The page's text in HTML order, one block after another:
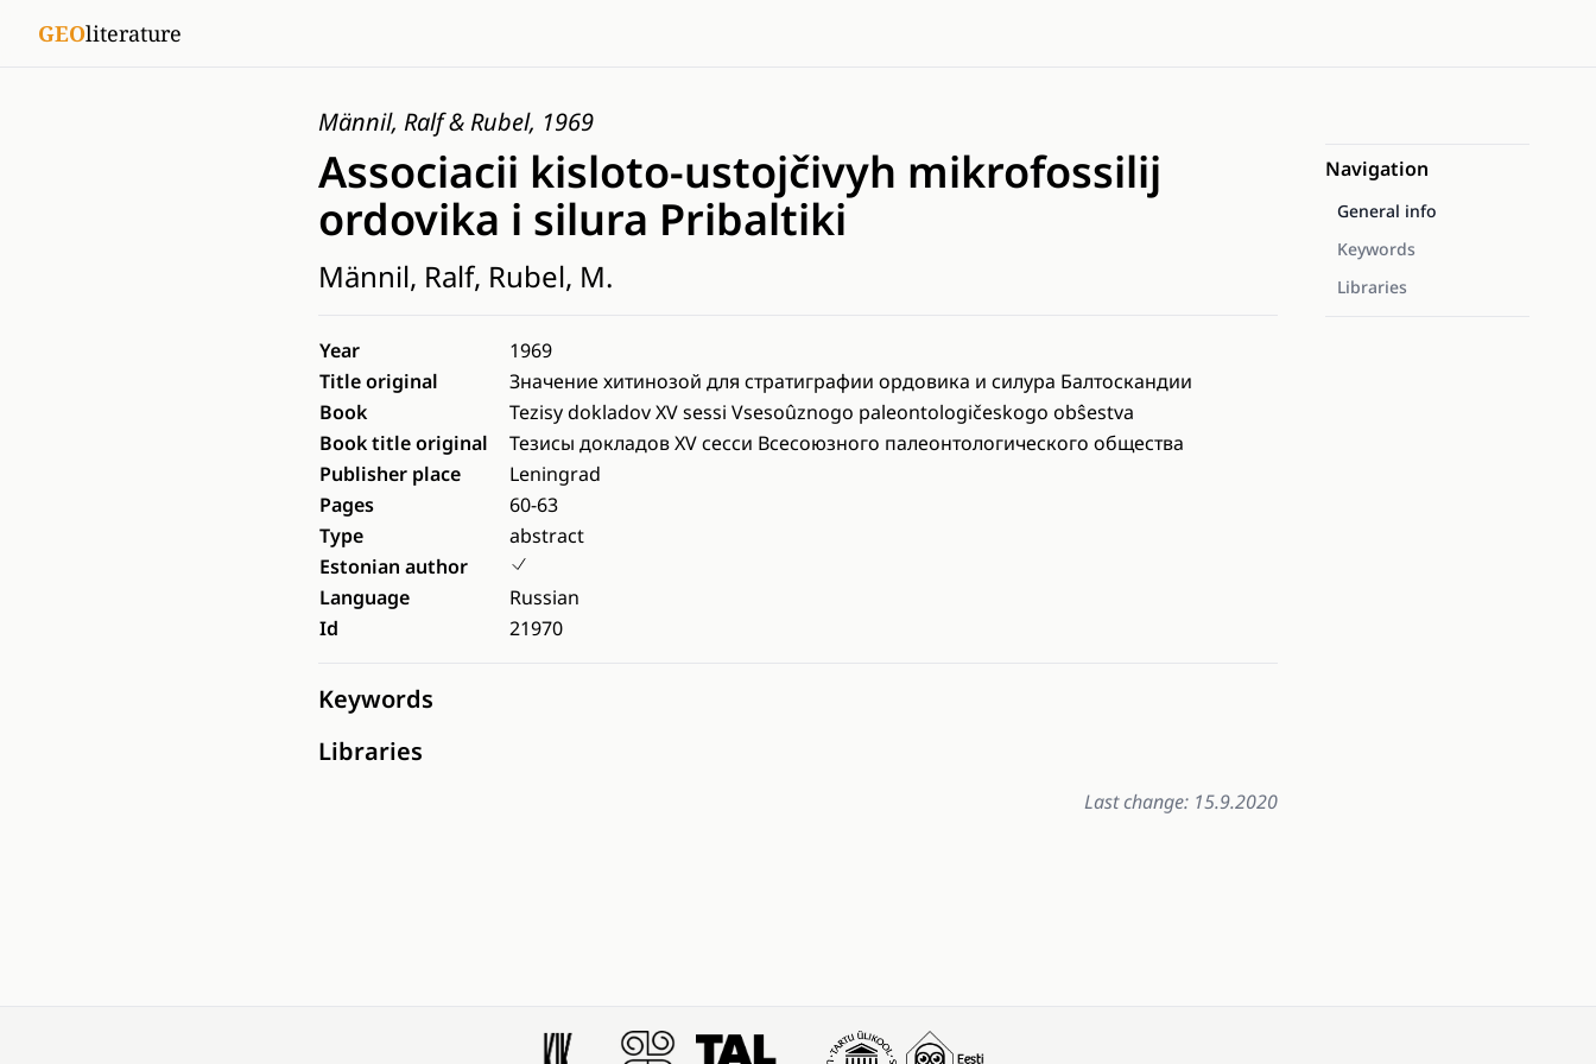
GEOliterature
Männil, Ralf & Rubel, 1969
Associacii kisloto-ustojčivyh mikrofossilij
ordovika i silura Pribaltiki
Männil, Ralf, Rubel, M.
Year
1969
Title original
Значение хитинозой для стратиграфии ордовика и силура Балтоскандии
Book
Tezisy dokladov XV sessi Vsesoûznogo paleontologičeskogo obŝestva
Book title original
Тезисы докладов ХV сесси Всесоюзного палеонтологического общества
Publisher place
Leningrad
Pages
60-63
Type
abstract
Estonian author
Language
Russian
Id
21970
Keywords
Libraries
Last change: 15.9.2020
Navigation
General info
Keywords
Libraries